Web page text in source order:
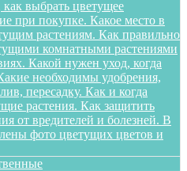
выбрать цветущее
при покупке. Какое место в
растениям. Как правильно
комнатными растениями
Какой нужен уход, когда
необходимы удобрения,
пересадку. Как и когда
растения. Как защитить
от вредителей и болезней. В
фото цветущих цветов и